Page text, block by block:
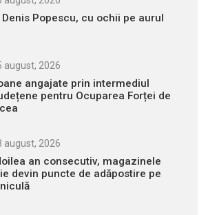
Denis Popescu, cu ochii pe aurul
august, 2026
angajate prin intermediul
pentru Ocuparea Forței de
august, 2026
an consecutiv, magazinele
devin puncte de adăpostire pe